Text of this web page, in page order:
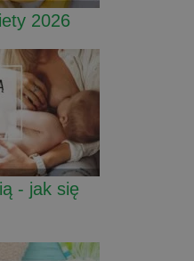
2026
- jak się